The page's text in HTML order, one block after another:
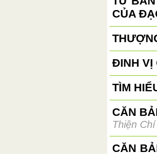
CỦA
ĐINH VỊ
TÌM
CĂN
Thiện Chí
CĂN